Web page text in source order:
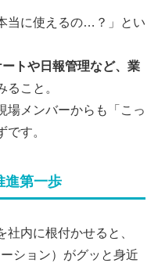
当に使えるの…？」とい
トや日報管理など、業
ること。
場メンバーからも「こっ
す。
進第一歩
内に根付かせると、
ション）がグッと身近